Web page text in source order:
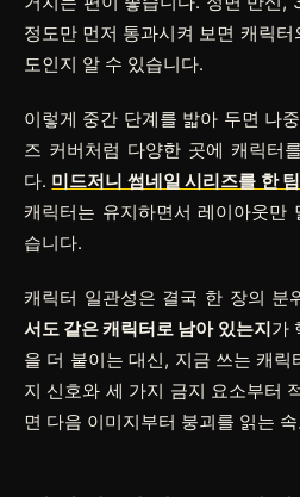
정도만 먼저 통과시켜 보면 캐릭
도인지 알 수 있습니다.
이렇게 중간 단계를 밟아 두면 나
즈 커버처럼 다양한 곳에 캐릭터
다. 미드저니 썸네일 시리즈를 한
캐릭터는 유지하면서 레이아웃만
습니다.
캐릭터 일관성은 결국 한 장의 분
서도 같은 캐릭터로 남아 있는지가
을 더 붙이는 대신, 지금 쓰는 캐
지 신호와 세 가지 금지 요소부터
면 다음 이미지부터 붕괴를 읽는